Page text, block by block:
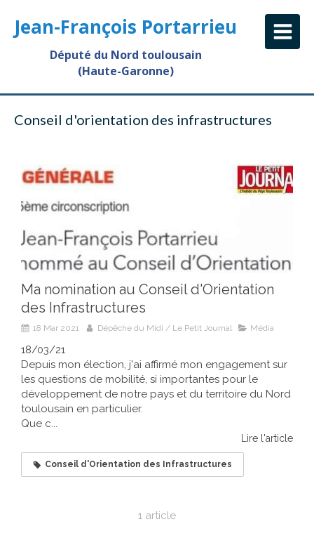
Jean-François Portarrieu
Député du Nord toulousain
(Haute-Garonne)
Conseil d'orientation des infrastructures
Ma nomination au Conseil d'Orientation
des Infrastructures
18 Mar 2021 Dépêche du Midi / Le Petit Journal Média
18/03/21
Depuis mon élection, j'ai affirmé mon engagement sur
les questions de mobilité, si importantes pour le
développement de notre pays et du territoire du Nord
toulousain en particulier.
Que c...
Lire l'article
Conseil d'Orientation des Infrastructures
1 article